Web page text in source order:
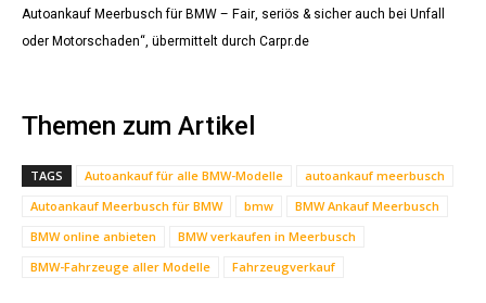
Autoankauf Meerbusch für BMW – Fair, seriös & sicher auch bei Unfall
oder Motorschaden“, übermittelt durch Carpr.de
Themen zum Artikel
TAGS Autoankauf für alle BMW-Modelle
autoankauf meerbusch
Autoankauf Meerbusch für BMW
bmw
BMW Ankauf Meerbusch
BMW online anbieten
BMW verkaufen in Meerbusch
BMW-Fahrzeuge aller Modelle
Fahrzeugverkauf